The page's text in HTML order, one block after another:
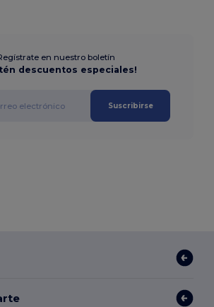
en nuestro boletín
descuentos especiales!
Suscribirse